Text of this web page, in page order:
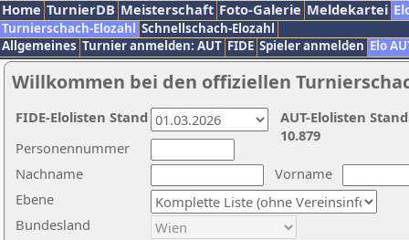
Home TurnierDB Meisterschaft Foto-Galerie Meldekartei
Turnierschach-Elozahl Schnellschach-Elozahl
Allgemeines Turnier anmelden: AUT FIDE Spieler anmelden Elo
Willkommen bei den offiziellen
Nachname
Vorname
Ebene
Personennummer
Bundesland
AUT-Elolisten
10.879
FIDE-Elolisten Stand